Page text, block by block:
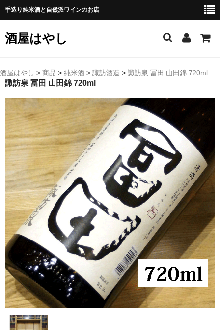
手造り純米酒と自然派ワインのお店
酒屋はやし
ホーム
純 米 酒
よえもん 川村酒造店（岩手県花巻市）
田从･月下の舞 舞鶴酒造（秋田県横手市）
綿屋 金の井酒造（宮城県栗原市）
大七 大七酒造（福島県二本松市）
宗玄 宗玄酒造（石川県珠洲市）
神亀 神亀酒造（埼玉県蓮田市）
隆・丹沢山 川西屋酒造店（神奈川県足柄上郡）
長珍 長珍酒造（愛知県津島市）
天遊琳・伊勢の白酒 タカハシ酒造（三重県四日市市）
るみ子の酒・英・妙の華 森喜酒造（三重県伊賀市）
酒屋はやし > 商品 > 純米酒 > 諏訪酒造 > 諏訪泉 冨田 山田錦 720ml
諏訪泉 冨田 山田錦 720ml